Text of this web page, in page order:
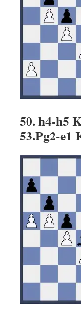
50. h4-h5
53.Pg2-e1